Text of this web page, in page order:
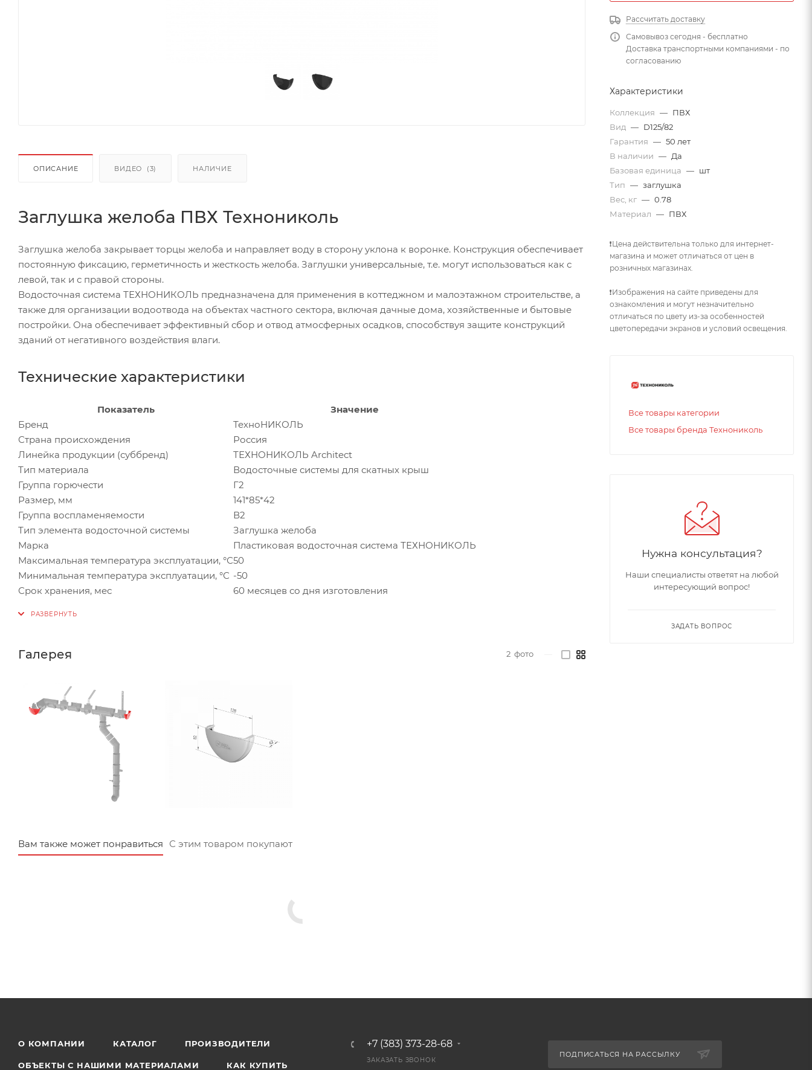
ОПИСАНИЕ ВИДЕО (3) НАЛИЧИЕ
Заглушка желоба ПВХ Технониколь
Заглушка желоба закрывает торцы желоба и направляет воду в сторону уклона к воронке. Конструкция обеспечивает
постоянную фиксацию, герметичность и жесткость желоба. Заглушки универсальные, т.е. могут использоваться как с
левой, так и с правой стороны.
Водосточная система ТЕХНОНИКОЛЬ предназначена для применения в коттеджном и малоэтажном строительстве, а
также для организации водоотвода на объектах частного сектора, включая дачные дома, хозяйственные и бытовые
постройки. Она обеспечивает эффективный сбор и отвод атмосферных осадков, способствуя защите конструкций
зданий от негативного воздействия влаги.
Технические характеристики
Показатель
Значение
Бренд
ТехноНИКОЛЬ
Страна происхождения
Россия
Линейка продукции (суббренд)
ТЕХНОНИКОЛЬ Architect
Тип материала
Водосточные системы для скатных крыш
Группа горючести
Г2
Размер, мм
141*85*42
Группа воспламеняемости
В2
Тип элемента водосточной системы
Заглушка желоба
Марка
Пластиковая водосточная система ТЕХНОНИКОЛЬ
Максимальная температура эксплуатации, °С50
Минимальная температура эксплуатации, °С -50
Срок хранения, мес
60 месяцев со дня изготовления
Галерея 2 фото
Вам также может понравиться С этим товаром покупают
Рассчитать доставку
Самовывоз сегодня - бесплатно
Доставка транспортными компаниями - по
согласованию
Характеристики
Коллекция — ПВХ
Вид — D125/82
Гарантия — 50 лет
В наличии — Да
Базовая единица — шт
Тип — заглушка
Вес, кг — 0.78
Материал — ПВХ
❗Цена действительна только для интернет-
магазина и может отличаться от цен в
розничных магазинах.
❗Изображения на сайте приведены для
ознакомления и могут незначительно
отличаться по цвету из-за особенностей
цветопередачи экранов и условий освещения.
Все товары категории
Все товары бренда Технониколь
Нужна консультация?
Наши специалисты ответят на любой
интересующий вопрос!
ЗАДАТЬ ВОПРОС
О КОМПАНИИ КАТАЛОГ ПРОИЗВОДИТЕЛИ
ОБЪЕКТЫ С НАШИМИ МАТЕРИАЛАМИ КАК КУПИТЬ
+7 (383) 373-28-68
ЗАКАЗАТЬ ЗВОНОК
ПОДПИСАТЬСЯ НА РАССЫЛКУ